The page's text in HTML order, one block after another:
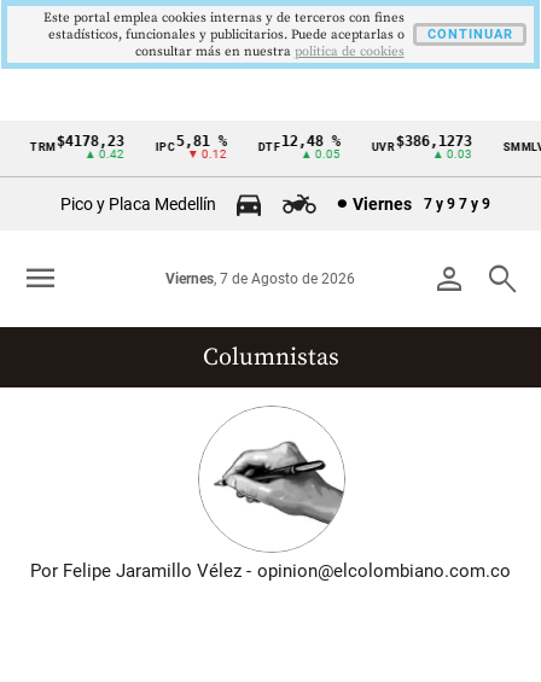
Cintillo
Colombia
TRM$4178,23
▲ 0.42
5,81 %
▼ 0.12
DTF12,48 %
▲ 0.05
UVR$386,1273
▲ 0.03
SMMLV
Pico y Placa Medellín Viernes 7 y 9 7 y 9
person search
Viernes, 7 de Agosto de 2026
menu
Columnistas
Por Felipe Jaramillo Vélez - opinion@elcolombiano.com.co
Este portal emplea cookies internas y de terceros con fines
estadísticos, funcionales y publicitarios. Puede aceptarlas o
consultar más en nuestra politica de cookies
CONTINUAR